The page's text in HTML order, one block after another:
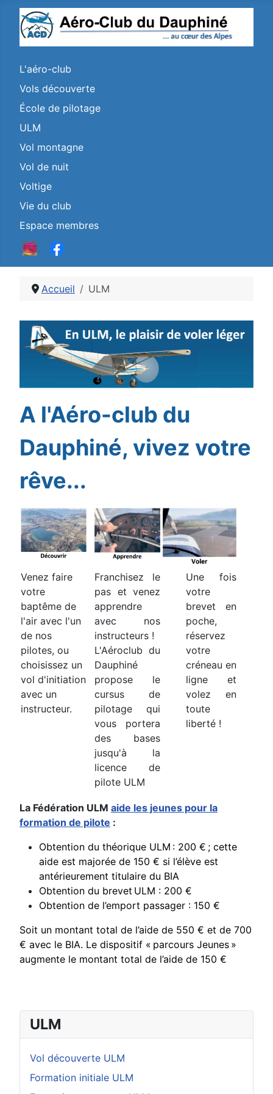
L'aéro-club
Vols découverte
École de pilotage
ULM
Vol montagne
Vol de nuit
Voltige
Vie du club
Espace membres
ULM
Vol découverte ULM
Formation initiale ULM
Accueil ULM
Détails
A l'Aéro-club du
Dauphiné, vivez votre
rêve...
Venez faire
votre
baptême de
l'air avec l'un
de nos
pilotes, ou
choisissez un
vol d'initiation
avec un
instructeur.
Franchisez le
pas et venez
apprendre
avec nos
instructeurs !
L'Aéroclub du
Dauphiné
propose le
cursus de
pilotage qui
vous portera
des bases
jusqu'à la
licence de
pilote ULM
Une fois
votre
brevet en
poche,
réservez
votre
créneau en
ligne et
volez en
toute
liberté !
La Fédération ULM aide les jeunes pour la
formation de pilote :
Obtention du théorique ULM : 200 € ; cette
aide est majorée de 150 € si l’élève est
antérieurement titulaire du BIA
Obtention du brevet ULM : 200 €
Obtention de l’emport passager : 150 €
Soit un montant total de l’aide de 550 € et de 700
€ avec le BIA. Le dispositif « parcours Jeunes »
augmente le montant total de l’aide de 150 €